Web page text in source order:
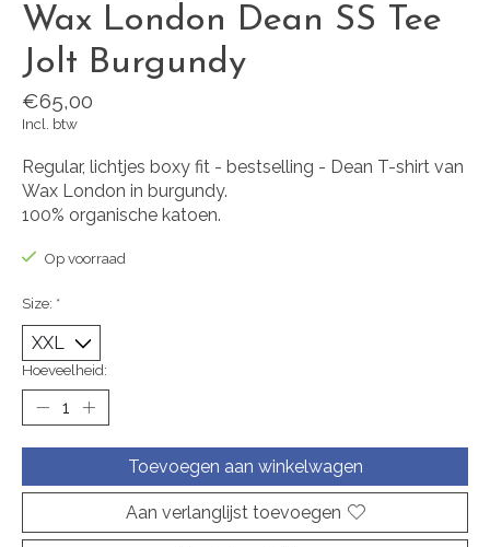
Wax London Dean SS Tee
Jolt Burgundy
€65,00
Incl. btw
Regular, lichtjes boxy fit - bestselling - Dean T-shirt van
Wax London in burgundy.
100% organische katoen.
Op voorraad
Size: *
Hoeveelheid:
Toevoegen aan winkelwagen
Aan verlanglijst toevoegen